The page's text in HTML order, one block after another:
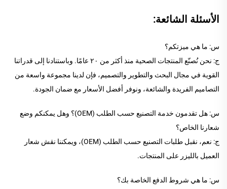
الأسئلة الشائعة:
س: ما هي ميزتكم؟
ج: نحن نُصنّع المنتجات الصحية منذ أكثر من ٢٠ عامًا. وباستنادنا إلى قدراتنا
القوية في مجال البحث والتطوير والتصميم، فإن لدينا مجموعة واسعة من
التصاميم الفريدة والشائعة، ونوفر أفضل الأسعار مع ضمان الجودة.
س: هل تقدمون خدمة التصنيع حسب الطلب (OEM)؟ وهل يمكنكم وضع
شعارنا الخاص؟
ج: نعم، نقبل طلبات التصنيع حسب الطلب (OEM)، ويمكننا نقش شعار
العميل بالليزر على المنتجات.
س: ما هي شروط الدفع الخاصة بك؟